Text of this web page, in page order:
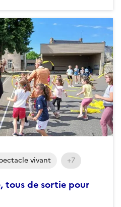
tous de sortie pour
vivant +7